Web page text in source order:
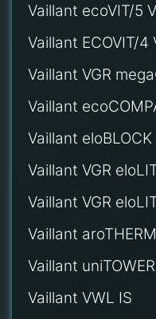
Vaillant ecoVIT/5
Vaillant ECOVIT/4
Vaillant VGR
Vaillant
Vaillant eloBLOCK
Vaillant VGR
Vaillant VGR
Vaillant
Vaillant
Vaillant VWL IS